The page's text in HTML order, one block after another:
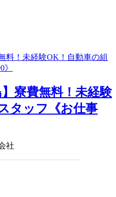
】寮費無料！未経験
タッフ《お仕事
社